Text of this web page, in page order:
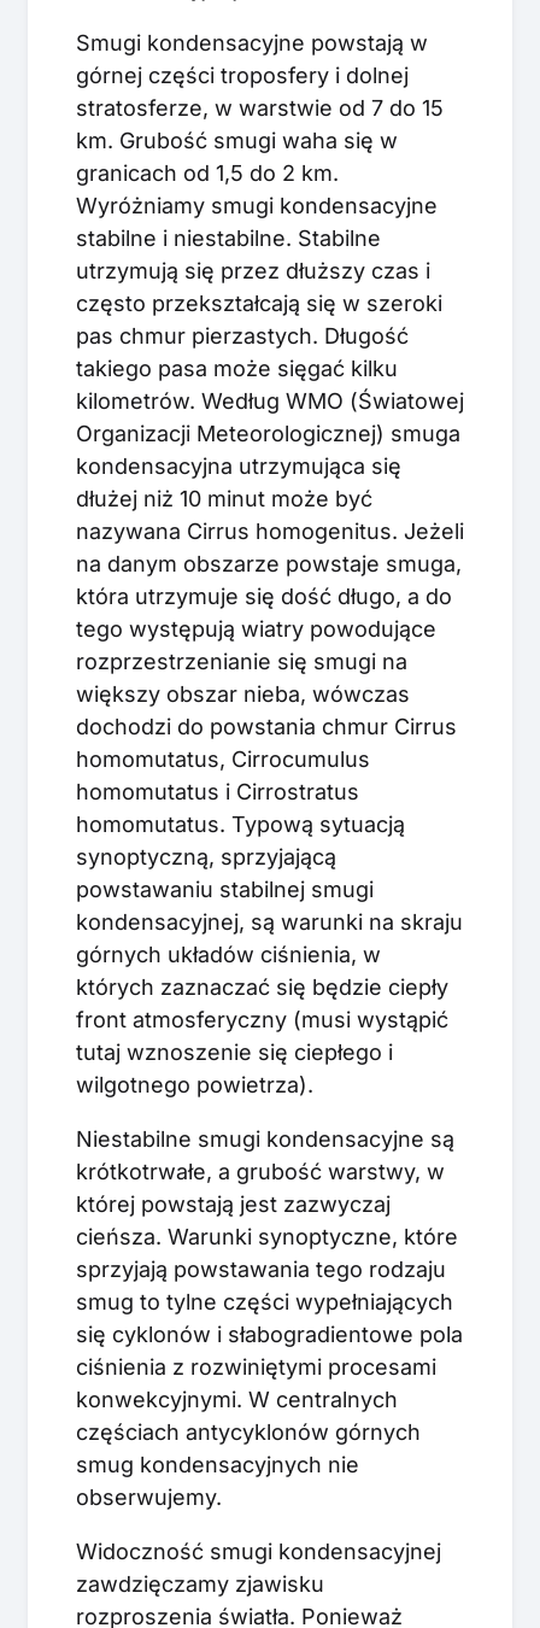
Smugi kondensacyjne powstają w
górnej części troposfery i dolnej
stratosferze, w warstwie od 7 do 15
km. Grubość smugi waha się w
granicach od 1,5 do 2 km.
Wyróżniamy smugi kondensacyjne
stabilne i niestabilne. Stabilne
utrzymują się przez dłuższy czas i
często przekształcają się w szeroki
pas chmur pierzastych. Długość
takiego pasa może sięgać kilku
kilometrów. Według WMO (Światowej
Organizacji Meteorologicznej) smuga
kondensacyjna utrzymująca się
dłużej niż 10 minut może być
nazywana Cirrus homogenitus. Jeżeli
na danym obszarze powstaje smuga,
która utrzymuje się dość długo, a do
tego występują wiatry powodujące
rozprzestrzenianie się smugi na
większy obszar nieba, wówczas
dochodzi do powstania chmur Cirrus
homomutatus, Cirrocumulus
homomutatus i Cirrostratus
homomutatus. Typową sytuacją
synoptyczną, sprzyjającą
powstawaniu stabilnej smugi
kondensacyjnej, są warunki na skraju
górnych układów ciśnienia, w
których zaznaczać się będzie ciepły
front atmosferyczny (musi wystąpić
tutaj wznoszenie się ciepłego i
wilgotnego powietrza).
Niestabilne smugi kondensacyjne są
krótkotrwałe, a grubość warstwy, w
której powstają jest zazwyczaj
cieńsza. Warunki synoptyczne, które
sprzyjają powstawania tego rodzaju
smug to tylne części wypełniających
się cyklonów i słabogradientowe pola
ciśnienia z rozwiniętymi procesami
konwekcyjnymi. W centralnych
częściach antycyklonów górnych
smug kondensacyjnych nie
obserwujemy.
Widoczność smugi kondensacyjnej
zawdzięczamy zjawisku
rozproszenia światła. Ponieważ